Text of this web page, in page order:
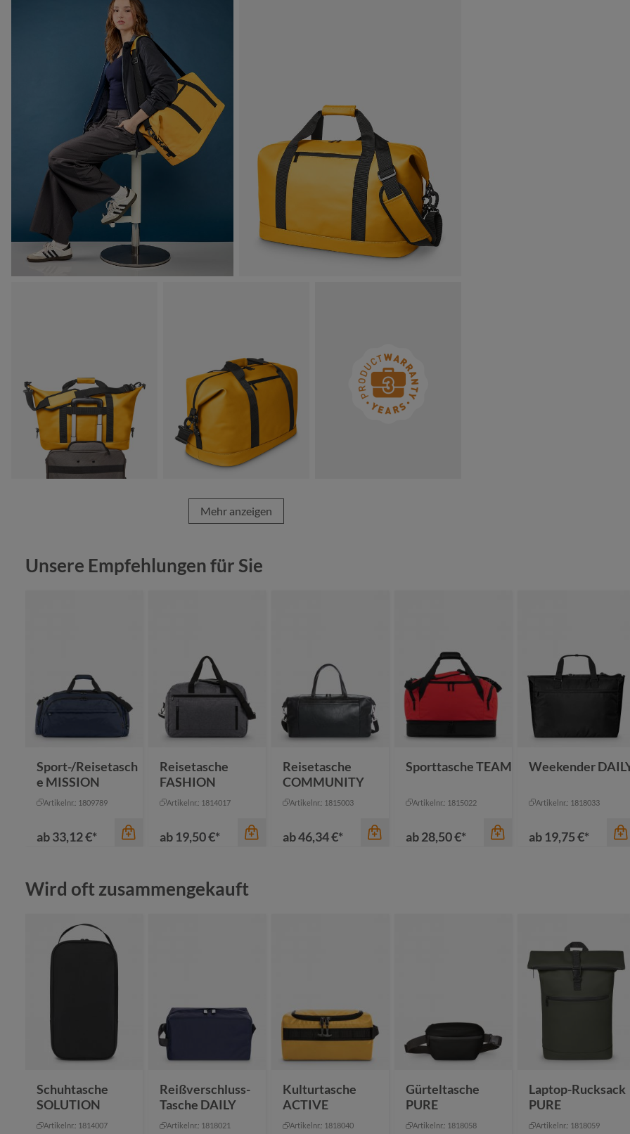
Mehr anzeigen
Produktgalerie überspringen
Unsere Empfehlungen für Sie
Sport-/Reisetasch
e MISSION
Artikelnr.: 1809789
ab33,12 €*
Reisetasche
FASHION
Artikelnr.: 1814017
ab19,50 €*
Farbe
blau-grau meliert
Reisetasche
COMMUNITY
Artikelnr.: 1815003
ab46,34 €*
Sporttasche TEAM
Artikelnr.: 1815022
ab28,50 €*
rot
Weekender
Artikelnr.: 1818033
ab19,75 €*
anthrazit
1
Produktgalerie überspringen
Wird oft zusammengekauft
Schuhtasche
SOLUTION
Artikelnr.: 1814007
Reißverschluss-
Tasche DAILY
Artikelnr.: 1818021
Kulturtasche
ACTIVE
Artikelnr.: 1818040
Gürteltasche
PURE
Artikelnr.: 1818058
Laptop-Rucksack
PURE
Artikelnr.: 1818059